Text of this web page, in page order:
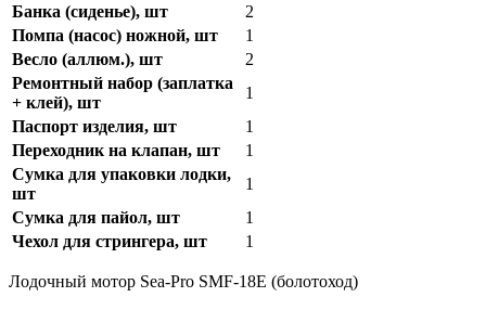
Банка (сиденье), шт
2
Помпа (насос) ножной, шт
1
Весло (аллюм.), шт
2
Ремонтный набор (заплатка
+ клей), шт
1
Паспорт изделия, шт
1
Переходник на клапан, шт
1
Сумка для упаковки лодки,
шт
1
Сумка для пайол, шт
1
Чехол для стрингера, шт
1
Лодочный мотор Sea-Pro SMF-18Е (болотоход)